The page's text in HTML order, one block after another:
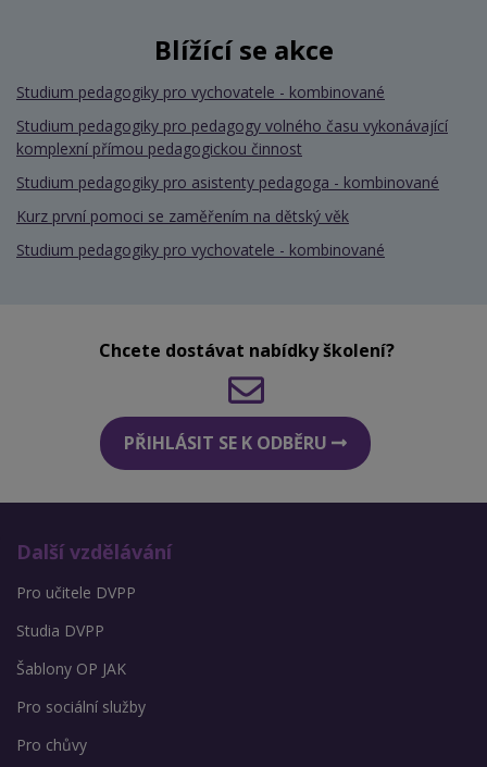
Blížící se akce
Studium pedagogiky pro vychovatele - kombinované
Studium pedagogiky pro pedagogy volného času vykonávající
komplexní přímou pedagogickou činnost
Studium pedagogiky pro asistenty pedagoga - kombinované
Kurz první pomoci se zaměřením na dětský věk
Studium pedagogiky pro vychovatele - kombinované
Chcete dostávat nabídky školení?
PŘIHLÁSIT SE K ODBĚRU
Další vzdělávání
Pro učitele DVPP
Studia DVPP
Šablony OP JAK
Pro sociální služby
Pro chůvy